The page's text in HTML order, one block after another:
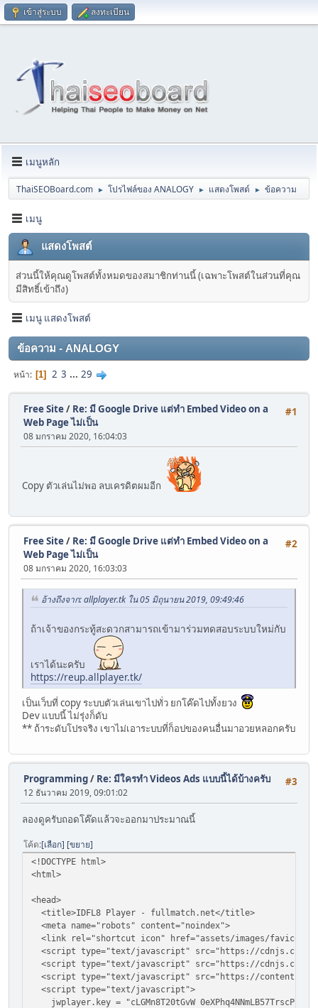
เข้าสู่ระบบ ลงทะเบียน
เมนูหลัก
ThaiSEOBoard.com ► โปรไฟล์ของ ANALOGY ► แสดงโพสต์ ► ข้อความ
เมนู
แสดงโพสต์
ส่วนนี้ให้คุณดูโพสต์ทั้งหมดของสมาชิกท่านนี้ (เฉพาะโพสต์ในส่วนที่คุณ
มีสิทธิ์เข้าถึง)
เมนู แสดงโพสต์
ข้อความ - ANALOGY
หน้า 1 2 3 ... 29
#1
Free Site/ Re: มี Google Drive แต่ทำ Embed Video on a
Web Page ไม่เป็น
08 มกราคม 2020, 16:04:03
Copy ตัวเล่นไม่พอ ลบเครดิตผมอีก
#2
Free Site/ Re: มี Google Drive แต่ทำ Embed Video on a
Web Page ไม่เป็น
08 มกราคม 2020, 16:03:03
อ้างถึงจาก: allplayer.tk ใน 05 มิถุนายน 2019, 09:49:46
ถ้าเจ้าของกระทู้สะดวกสามารถเข้ามาร่วมทดสอบระบบใหม่กับ
เราได้นะครับ
https://reup.allplayer.tk/
เป็นเว็บที่ copy ระบบตัวเล่นเขาไปทั่ว ยกโค๊ดไปทั้งยวง
Dev แบบนี้ ไม่รุ่งก็ดับ
** ถ้าระดับโปรจริง เขาไม่เอาระบบที่ก็อปของคนอื่นมาอวยหลอกครับ
#3
Programming/ Re: มีใครทำ Videos Ads แบบนี้ได้บ้างครับ
12 ธันวาคม 2019, 09:01:02
ลองดูครับถอดโค๊ดแล้วจะออกมาประมาณนี้
โค้ด เลือก ขยาย
<!DOCTYPE html>
<html>
<head>
<title>IDFL8 Player - fullmatch.net</title>
<meta name="robots" content="noindex">
<link rel="shortcut icon" href="assets/images/
<script type="text/javascript" src="https://
<script type="text/javascript" src="https://
<script type="text/javascript" src="https://
<script type="text/javascript">
jwplayer.key = "cLGMn8T20tGvW